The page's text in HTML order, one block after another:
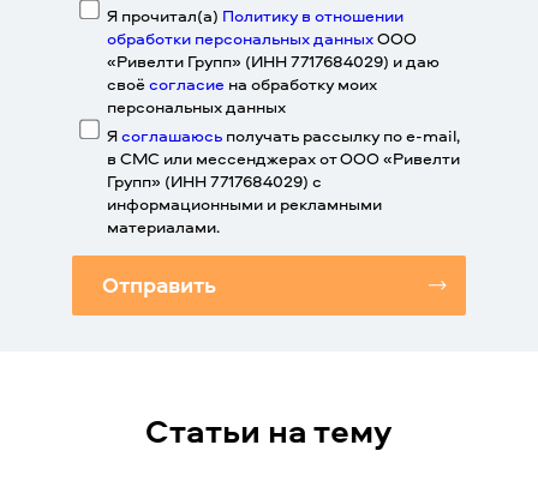
Я прочитал(а) Политику в отношении
обработки персональных данныхООО
«Ривелти Групп» (ИНН 7717684029) и даю
своёсогласие на обработку моих
персональных данных
Ясоглашаюсь получать рассылку по e-mail,
в СМС или мессенджерах от ООО «Ривелти
Групп» (ИНН 7717684029) с
информационными и рекламными
материалами.
Отправить
Статьи на тему